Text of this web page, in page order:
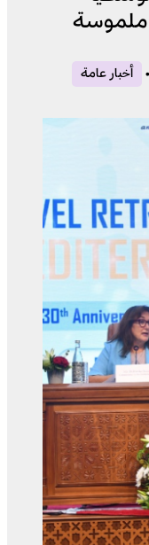
ملموسة
• أخبار عامة